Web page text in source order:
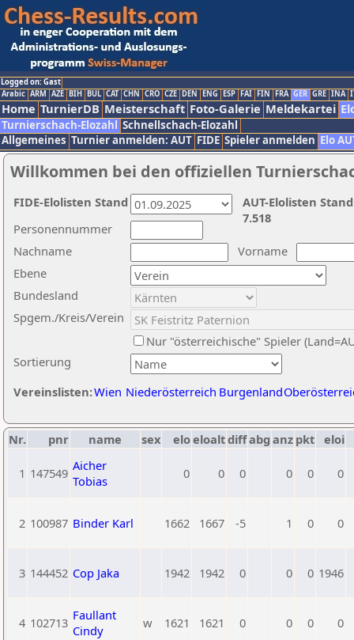
Logged on: Gast
Arabic ARM AZE BIH BUL CAT CHN CRO CZE DEN ENG ESP FAI FIN FRA GER GRE INA
Home TurnierDB Meisterschaft Foto-Galerie Meldekartei
Turnierschach-Elozahl Schnellschach-Elozahl
Allgemeines Turnier anmelden: AUT FIDE Spieler anmelden Elo
Willkommen bei den offiziellen
Nachname
Vorname
Ebene
Sortierung
Personennummer
Bundesland
Spgem./Kreis/Verein
Nur "österreichische" Spieler
Vereinslisten:Wien Niederösterreich Burgenland
AUT-Elolisten
7.518
FIDE-Elolisten Stand
Nr. pnr name sex eloeloaltdiffabg anz pkt eloi
1 147549 Aicher
Tobias
0 0 0 0 0 0
2 100987 Binder Karl 1662 1667 -5 1 0 0
3 144452 Cop Jaka 1942 1942 0 0 0 1946
4 102713 Faullant
Cindy
w 1621 1621 0 0 0 0